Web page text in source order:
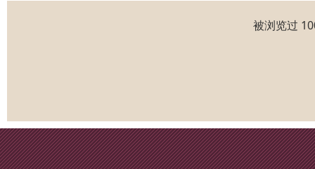
被浏览过